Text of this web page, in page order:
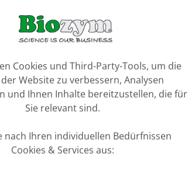
Konvektion anpassbar
Cookies und Third-Party-Tools, um die
Website zu verbessern, Analysen
und Ihnen Inhalte bereitzustellen, die für
Sie relevant sind.
nach Ihren individuellen Bedürfnissen
Cookies & Services aus: